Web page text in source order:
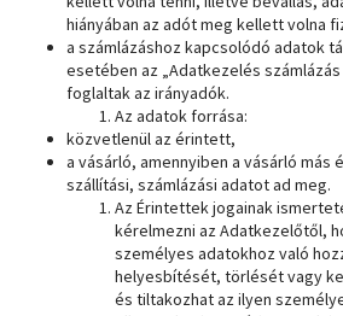
hiányában az adót meg kellett volna
a számlázáshoz kapcsolódó adatok
esetében az „Adatkezelés
foglaltak az irányadók.
Az adatok forrása:
közvetlenül az érintett,
a vásárló, amennyiben a vásárló
szállítási, számlázási adatot ad meg.
Az Érintettek jogainak
kérelmezni az Adatkezelőtől,
személyes adatokhoz való
helyesbítését, törlését vagy
és tiltakozhat az ilyen